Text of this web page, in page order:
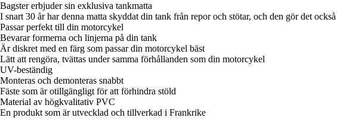
Bagster erbjuder sin exklusiva tankmatta
I snart 30 år har denna matta skyddat din tank från repor och stötar, och den gör det
Passar perfekt till din motorcykel
Bevarar formerna och linjerna på din tank
Är diskret med en färg som passar din motorcykel bäst
Lätt att rengöra, tvättas under samma förhållanden som din motorcykel
UV-beständig
Monteras och demonteras snabbt
Fäste som är otillgängligt för att förhindra stöld
Material av högkvalitativ PVC
En produkt som är utvecklad och tillverkad i Frankrike